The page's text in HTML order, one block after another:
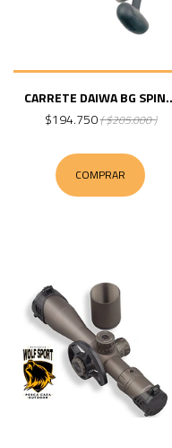
CARRETE DAIWA BG
$194.750( $205.000 )
COMPRAR